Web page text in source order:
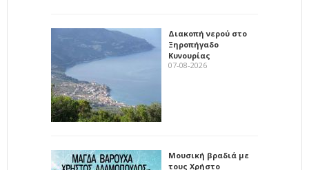
Διακοπή νερού στο
Ξηροπήγαδο
Κυνουρίας
07-08-2026
Μουσική βραδιά με
τους Χρήστο